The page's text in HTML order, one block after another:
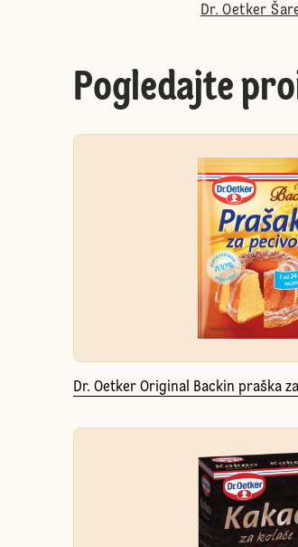
Dr. Oetker
Pogledajte
Dr. Oetker Original Backin praška